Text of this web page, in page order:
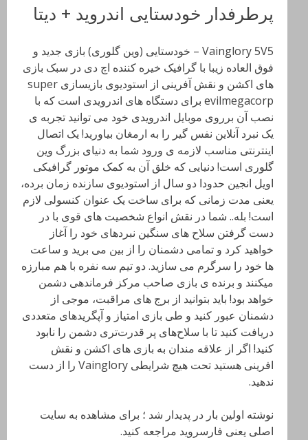
پرطرفدار خودستایی اندروید + دیتا
Vainglory 5V5 – خودستایی (وین گلوری) بازی جدید و
فوق العاده زیبا با گرافیک خیره کننده اچ دی در سبک بازی
های اکشن و نقش آفرینی از استودیوی بازیسازی super
evilmegacorp برای دستگاه های اندرویدی است که با
نصب آن برروی موبایل اندرویدی خود می توانید تجربه ی
یک نبرد آنلاین نفس گیر را به ارمغان بیاورید! یک اتصال
اینترنتی مناسب لازمه ی ورود شما به دنیای بزرگ وین
گلوری است! دنیایی که خلق آن به کمک موتور گرافیکی
اویل انجین حدودا دو سال از استودیوی سازنده زمان برده،
یعنی مدت زمانی که برای ساخت یک عنوان کنسولی لازم
است! بله.. شما در نقش انواع شخصیت های قوی با در
دست گرفتن سلاح های سنگین نبردهای خود را آغاز
خواهید کرد و تمامی دشمنان را از بین می برید و ساعت
ها خود را سرگرم می سازید. دو تیم سه نفره با هم مبارزه
میکنند و برنده ی بازی صاحب مرکز فرماندهی دشمن
خواهد بود! باید‌ بتوانید از برج های مراقبت، موجی از
دشمنان عبور کنید و طی بازی امتیاز و آپگرید‌های متعددی
دریافت کنید تا با سلاح‌های پر قدرت‌تری دشمن را نابود
کنید! اگر از علاقه مندان به بازی های اکشن و نقش
افرینی هستید تحت هیچ شرایطی Vainglory را از دست
ندهید.
نوشته اولین بار در پدیدار شد ؛ برای مشاهده به سایت
اصلی یعنی فارسروید مراجعه کنید.